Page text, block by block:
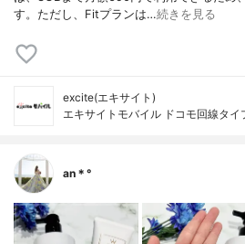
す。ただし、Fitプランは…続きを見る
excite(エキサイト)
エキサイトモバイル ドコモ回線タイ
an＊°